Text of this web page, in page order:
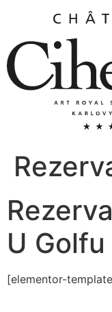
obsahu
U Golfu
[elementor-